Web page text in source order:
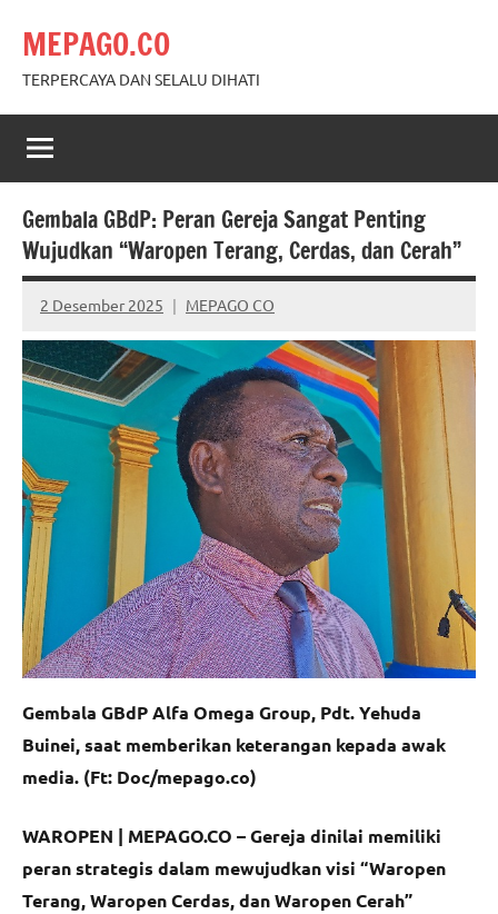
content
MEPAGO.CO
TERPERCAYA DAN SELALU DIHATI
Gembala GBdP: Peran Gereja Sangat Penting
Wujudkan “Waropen Terang, Cerdas, dan Cerah”
2 Desember 2025 MEPAGO CO
No
comments
Gembala GBdP Alfa Omega Group, Pdt. Yehuda
Buinei, saat memberikan keterangan kepada awak
media. (Ft: Doc/mepago.co)
WAROPEN | MEPAGO.CO –Gereja dinilai memiliki
peran strategis dalam mewujudkan visi “Waropen
Terang, Waropen Cerdas, dan Waropen Cerah”